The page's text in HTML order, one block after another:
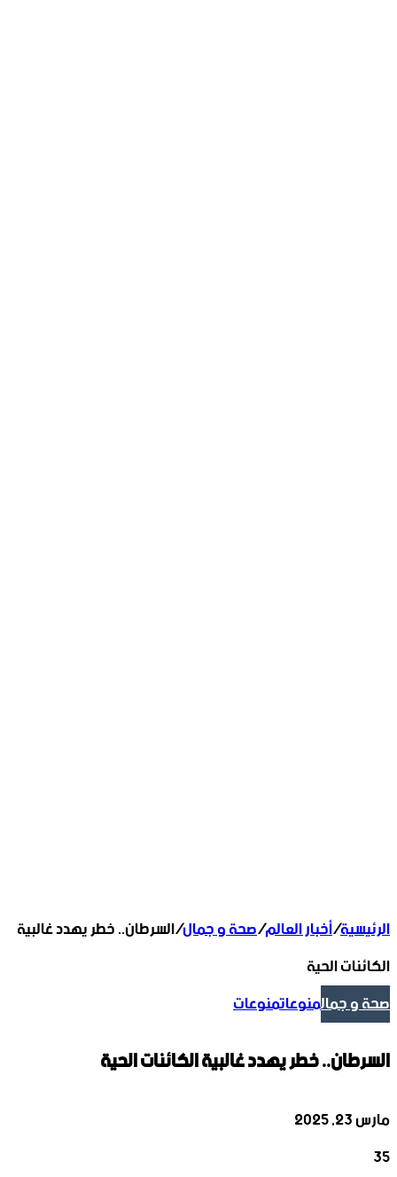
الرئيسية/أخبار العالم/صحة و جمال/السرطان.. خطر يهدد غالبية
الكائنات الحية
صحة و جمالمنوعاتمنوعات
السرطان.. خطر يهدد غالبية الكائنات الحية
مارس 23, 2025
35